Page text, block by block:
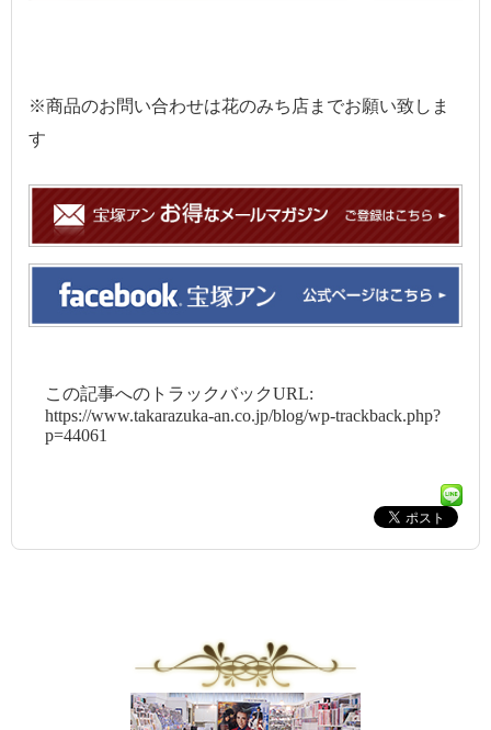
※商品のお問い合わせは花のみち店までお願い致しま
す
この記事へのトラックバックURL:
https://www.takarazuka-an.co.jp/blog/wp-trackback.php?
p=44061